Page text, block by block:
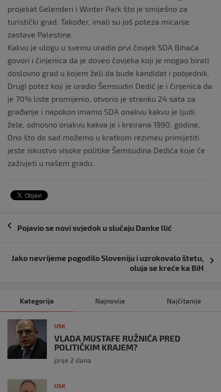
projekat Gelenderi i Winter Park što je smiješno za
turistički grad. Također, imali su još poteza micanje
zastave Palestine.
Kakvu je ulogu u svemu uradio prvi čovjek SDA Bihaća
govori i činjenica da je doveo čovjeka koji je mogao birati
doslovno grad u kojem želi da bude kandidat i pobjednik.
Drugi potez koji je uradio Šemsudin Dedić je i činjenica da
je 70% liste promijenio, otvorio je stranku 24 sata za
građanje i napokon imamo SDA onakvu kakvu je ljudi
žele, odnosno onakvu kakva je i kreirana 1990. godine.
Ono što do sad možemo u kratkom rezimeu primijetiti
jeste iskustvo visoke politike Šemsudina Dedića koje će
zaživjeti u našem gradu.
Navigacija
objava
Pojavio se novi svjedok u slučaju Danke Ilić
Jako nevrijeme pogodilo Sloveniju i uzrokovalo štetu,
oluja se kreće ka BiH
Kategorija Najnovije Najčitanije
USK
VLADA MUSTAFE RUŽNIĆA PRED
POLITIČKIM KRAJEM?
prije 2 dana
USK